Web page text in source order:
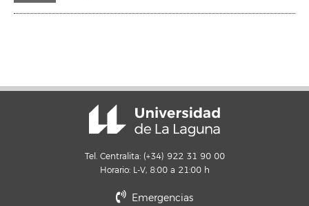
Tel. Centralita: (+34) 922 31 90 00
Horario: L-V, 8:00 a 21:00 h
Emergencias